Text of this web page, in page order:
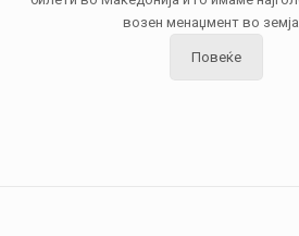
возен менаџмент во
Повеќе